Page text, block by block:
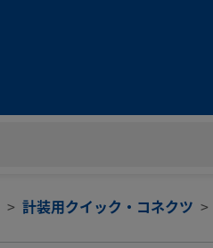
計装用クイック・コネクツ